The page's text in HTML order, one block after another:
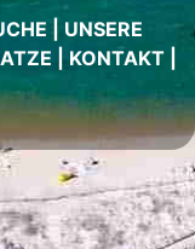
UNSERE
|KONTAKT